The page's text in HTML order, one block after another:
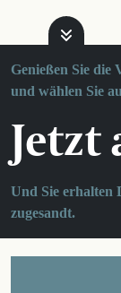
Genießen Sie
und wählen Sie
Jetzt
Und Sie
zugesandt.